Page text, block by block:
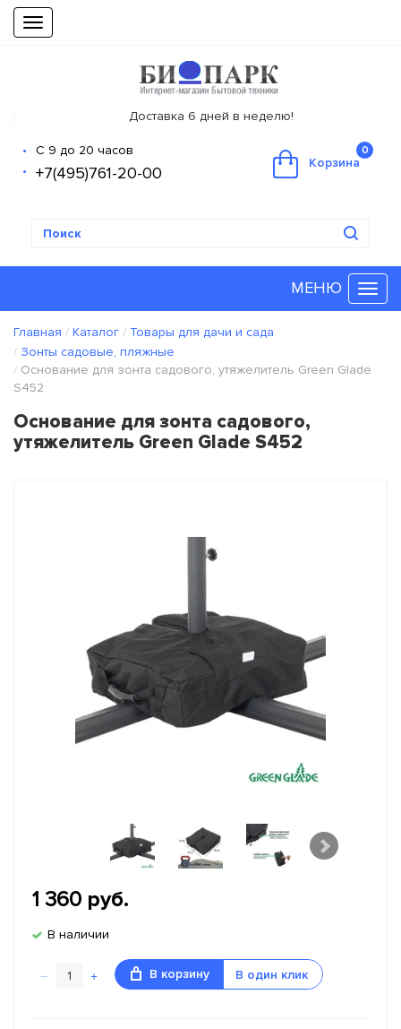
Toggle
navigation
Доставка 6 дней в неделю!
Корзина
0
С 9 до 20 часов
+7(495)761-20-00
МЕНЮ
Главная Каталог
Товары для дачи и сада
Зонты садовые, пляжные
Основание для зонта садового, утяжелитель Green Glade
S452
Основание для зонта садового,
утяжелитель Green Glade S452
1 360 руб.
В наличии
– + В корзину В один клик